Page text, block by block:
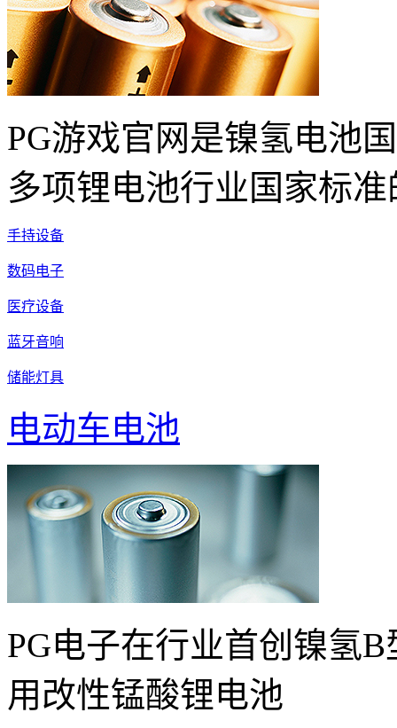
PG游戏官网是镍氢电池
多项锂电池行业国家标
手持设备
数码电子
医疗设备
蓝牙音响
储能灯具
电动车电池
PG电子在行业首创镍氢
用改性锰酸锂电池